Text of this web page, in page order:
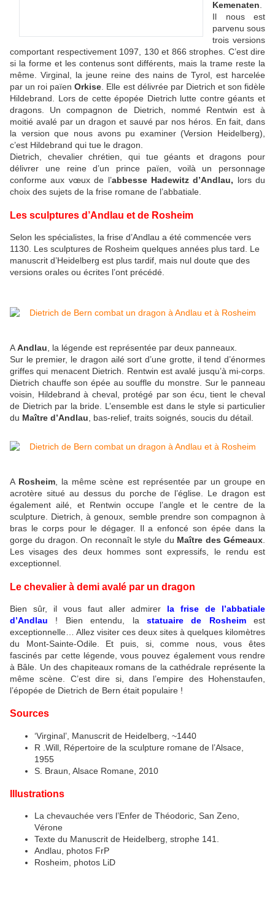
Kemenaten.
Il nous est
parvenu sous
trois versions
comportant respectivement 1097, 130 et 866 strophes. C’est dire
si la forme et les contenus sont différents, mais la trame reste la
même. Virginal, la jeune reine des nains de Tyrol, est harcelée
par un roi païenOrkise. Elle est délivrée par Dietrich et son fidèle
Hildebrand. Lors de cette épopée Dietrich lutte contre géants et
dragons. Un compagnon de Dietrich, nommé Rentwin est à
moitié avalé par un dragon et sauvé par nos héros. En fait, dans
la version que nous avons pu examiner (Version Heidelberg),
c’est Hildebrand qui tue le dragon.
Dietrich, chevalier chrétien, qui tue géants et dragons pour
délivrer une reine d’un prince païen, voilà un personnage
conforme aux vœux de l’abbesse Hadewitz d’Andlau, lors du
choix des sujets de la frise romane de l’abbatiale.
Les sculptures d’Andlau et de Rosheim
Selon les spécialistes, la frise d’Andlau a été commencée vers
1130. Les sculptures de Rosheim quelques années plus tard. Le
manuscrit d’Heidelberg est plus tardif, mais nul doute que des
versions orales ou écrites l’ont précédé.
AAndlau , la légende est représentée par deux panneaux.
Sur le premier, le dragon ailé sort d’une grotte, il tend d’énormes
griffes qui menacent Dietrich. Rentwin est avalé jusqu’à mi-corps.
Dietrich chauffe son épée au souffle du monstre. Sur le panneau
voisin, Hildebrand à cheval, protégé par son écu, tient le cheval
de Dietrich par la bride. L’ensemble est dans le style si particulier
du Maître d’Andlau , bas-relief, traits soignés, soucis du détail.
A Rosheim , la même scène est représentée par un groupe en
acrotère situé au dessus du porche de l’église. Le dragon est
également ailé, et Rentwin occupe l’angle et le centre de la
sculpture. Dietrich, à genoux, semble prendre son compagnon à
bras le corps pour le dégager. Il a enfoncé son épée dans la
gorge du dragon. On reconnaît le style du Maître des Gémeaux
Les visages des deux hommes sont expressifs, le rendu est
exceptionnel.
Le chevalier à demi avalé par un dragon
Bien sûr, il vous faut aller admirer la frise de l’abbatiale
d’Andlau
! Bien entendu, la statuaire de Rosheimest
exceptionnelle… Allez visiter ces deux sites à quelques kilomètres
du Mont-Sainte-Odile. Et puis, si, comme nous, vous êtes
fascinés par cette légende, vous pouvez également vous rendre
à Bâle. Un des chapiteaux romans de la cathédrale représente la
même scène. C’est dire si, dans l’empire des Hohenstaufen,
l’épopée de Dietrich de Bern était populaire !
Sources
‘Virginal’, Manuscrit de Heidelberg, ~1440
R .Will, Répertoire de la sculpture romane de l’Alsace,
1955
S. Braun, Alsace Romane, 2010
Illustrations
La chevauchée vers l’Enfer de Théodoric, San Zeno,
Vérone
Texte du Manuscrit de Heidelberg, strophe 141.
Andlau, photos FrP
Rosheim, photos LiD